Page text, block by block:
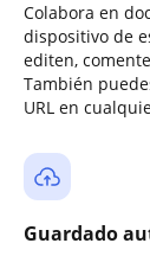
Colabora en
dispositivo de
editen,
También
URL en
Guardado